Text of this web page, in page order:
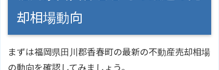
却相場動向
まずは福岡県田川郡香春町の最新の不動産売却相場
の動向を確認してみましょう。